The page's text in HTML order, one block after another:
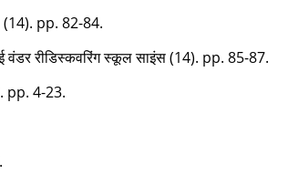
(14). pp. 82-84.
रीडिस्‍कवरिंग स्‍कूल साइंस (14). pp. 85-87.
pp. 4-23.